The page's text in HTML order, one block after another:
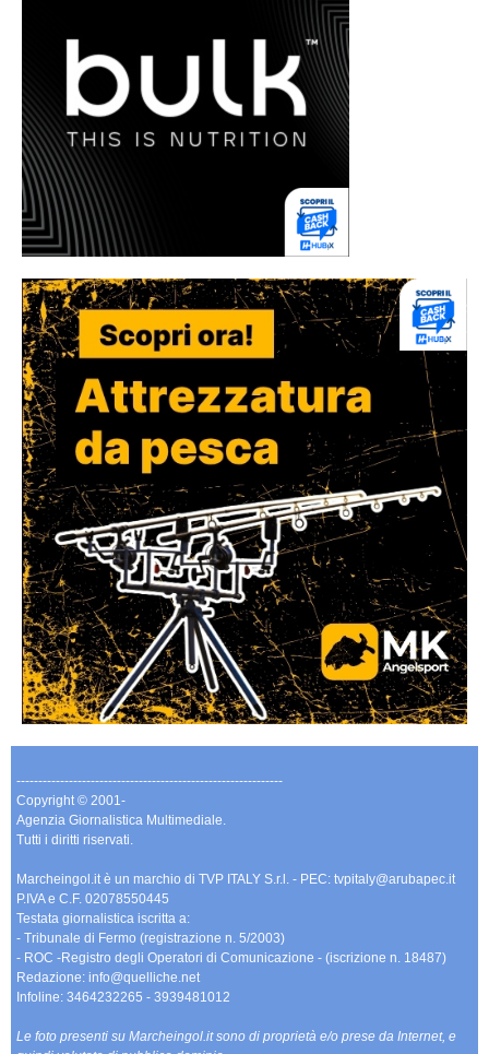
-------------------------------------------------------------
Copyright © 2001-
Agenzia Giornalistica Multimediale.
Tutti i diritti riservati.
Marcheingol.it è un marchio di TVP ITALY S.r.l. - PEC: tvpitaly@arubapec.it
P.IVA e C.F. 02078550445
Testata giornalistica iscritta a:
- Tribunale di Fermo (registrazione n. 5/2003)
- ROC -Registro degli Operatori di Comunicazione - (iscrizione n. 18487)
Redazione: info@quelliche.net
Infoline: 3464232265 - 3939481012
Le foto presenti su Marcheingol.it sono di proprietà e/o prese da Internet, e